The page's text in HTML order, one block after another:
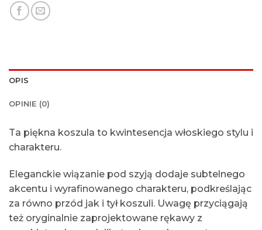
OPIS
OPINIE (0)
Ta piękna koszula to kwintesencja włoskiego stylu i
charakteru.
Eleganckie wiązanie pod szyją dodaje subtelnego
akcentu i wyrafinowanego charakteru, podkreślając
za równo przód jak i tył koszuli. Uwagę przyciągają
też oryginalnie zaprojektowane rękawy z